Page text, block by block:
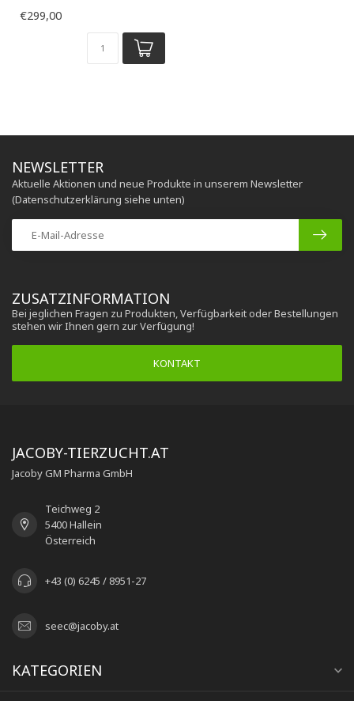
€299,00
ZUSATZINFORMATION
Bei jeglichen Fragen zu Produkten, Verfügbarkeit oder Bestellungen
stehen wir Ihnen gern zur Verfügung!
KONTAKT
NEWSLETTER
Aktuelle Aktionen und neue Produkte in unserem Newsletter
(Datenschutzerklärung siehe unten)
JACOBY-TIERZUCHT.AT
Jacoby GM Pharma GmbH
Teichweg 2
5400 Hallein
Österreich
+43 (0) 6245 / 8951-27
seec@jacoby.at
KATEGORIEN